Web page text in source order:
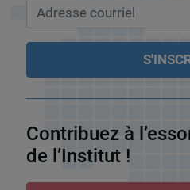
Contribuez à
de l’Institut !